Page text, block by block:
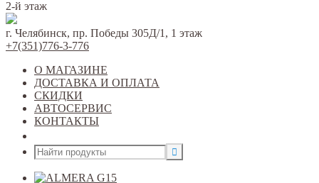
2-й этаж
г. Челябинск, пр. Победы 305Д/1, 1 этаж
+7(351)776-3-776
О МАГАЗИНЕ
ДОСТАВКА И ОПЛАТА
СКИДКИ
АВТОСЕРВИС
КОНТАКТЫ